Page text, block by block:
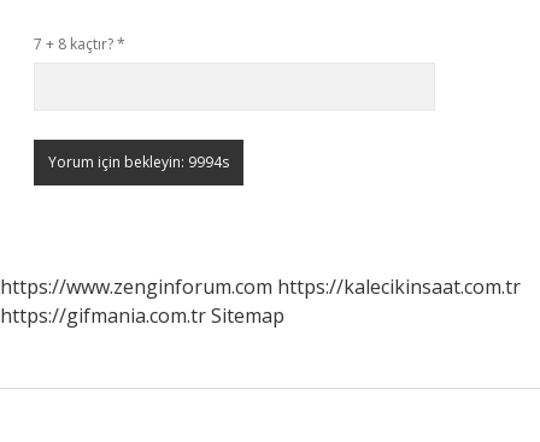
7 + 8 kaçtır?*
https://www.zenginforum.com https://kalecikinsaat.com.tr
https://gifmania.com.trSitemap